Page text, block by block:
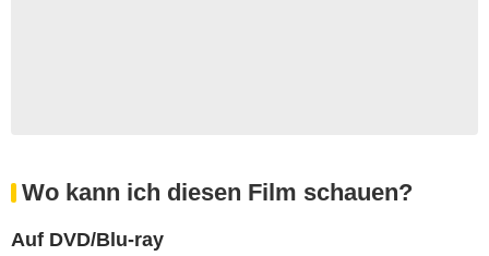
Wo kann ich diesen Film schauen?
Auf DVD/Blu-ray